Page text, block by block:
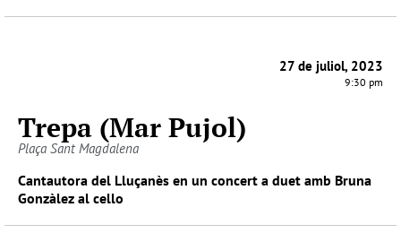
27 de juliol, 2023
9:30 pm
Trepa (Mar Pujol)
Plaça Sant Magdalena
Cantautora del Lluçanès en un concert a duet amb Bruna
Gonzàlez al cello